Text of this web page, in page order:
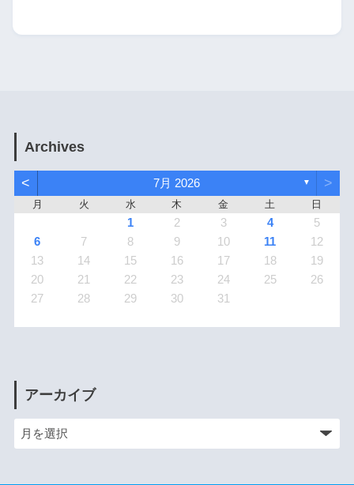
Archives
< 7月 2026 ▼ >
月 火 水 木 金 土 日
1 2 3 4
5
6
7 8 9 10 11
12
13
14 15 16 17 18
19
20
21 22 23 24 25
26
27
28 29 30 31
アーカイブ